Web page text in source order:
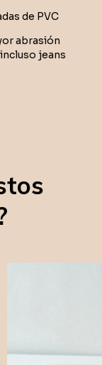
de PVC
abrasión
jeans